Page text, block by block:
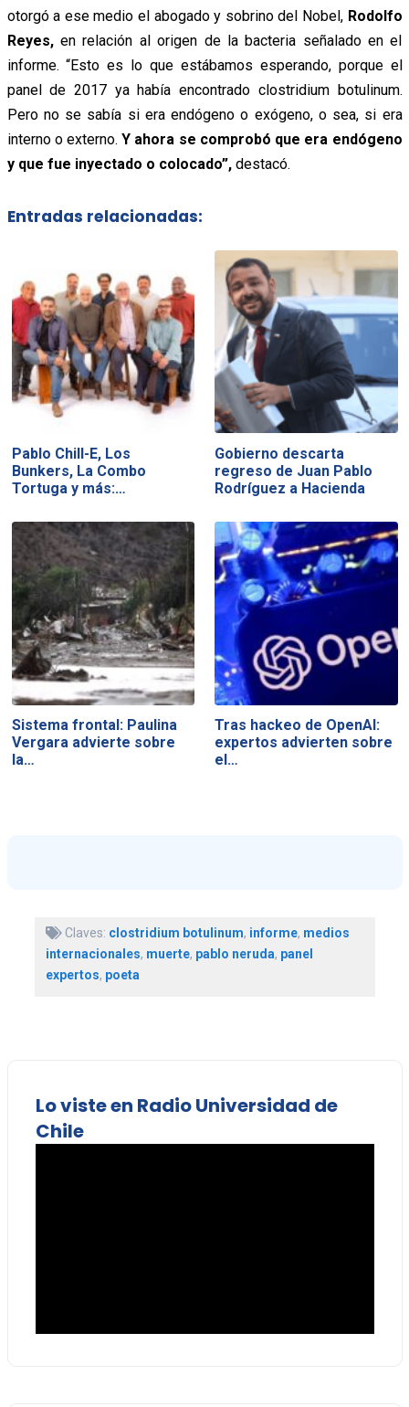
otorgó a ese medio el abogado y sobrino del Nobel, Rodolfo
Reyes,en relación al origen de la bacteria señalado en el
informe. “Esto es lo que estábamos esperando, porque el
panel de 2017 ya había encontrado clostridium botulinum.
Pero no se sabía si era endógeno o exógeno, o sea, si era
interno o externo.Y ahora se comprobó que era endógeno
y que fue inyectado o colocado”,destacó.
Entradas relacionadas:
Pablo Chill-E, Los
Bunkers, La Combo
Tortuga y más:…
Gobierno descarta
regreso de Juan Pablo
Rodríguez a Hacienda
Sistema frontal: Paulina
Vergara advierte sobre
la…
Tras hackeo de OpenAI:
expertos advierten sobre
el…
Claves: clostridium botulinum, informe, medios
internacionales, muerte, pablo neruda, panel
expertos, poeta
Lo viste en Radio Universidad de
Chile